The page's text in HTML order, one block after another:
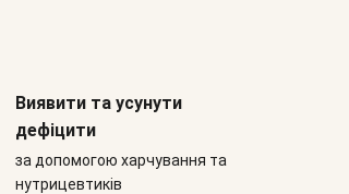
Виявити та усунути
дефіцити
за допомогою харчування та
нутрицевтиків